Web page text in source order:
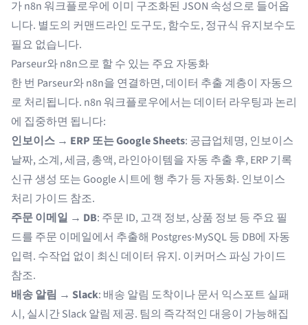
가 n8n 워크플로우에 이미 구조화된 JSON 속성으로 들어옵
니다. 별도의 커맨드라인 도구도, 함수도, 정규식 유지보수도
필요 없습니다.
Parseur와 n8n으로 할 수 있는 주요 자동화
한 번 Parseur와 n8n을 연결하면, 데이터 추출 계층이 자동으
로 처리됩니다. n8n 워크플로우에서는 데이터 라우팅과 논리
에 집중하면 됩니다:
인보이스 → ERP 또는 Google Sheets: 공급업체명, 인보이스
날짜, 소계, 세금, 총액, 라인아이템을 자동 추출 후, ERP 기록
신규 생성 또는 Google 시트에 행 추가 등 자동화. 인보이스
처리 가이드 참조.
주문 이메일 → DB: 주문 ID, 고객 정보, 상품 정보 등 주요 필
드를 주문 이메일에서 추출해 Postgres·MySQL 등 DB에 자동
입력. 수작업 없이 최신 데이터 유지. 이커머스 파싱 가이드
참조.
배송 알림 → Slack: 배송 알림 도착이나 문서 익스포트 실패
시, 실시간 Slack 알림 제공. 팀의 즉각적인 대응이 가능해집